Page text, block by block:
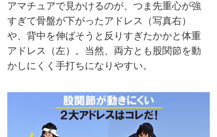
アマチュアで見かけるのが、つま先重心が強
すぎて骨盤が下がったアドレス（写真右）
や、背中を伸ばそうと反りすぎたかかと体重
アドレス（左）。当然、両方とも股関節を動
かしにくく手打ちになりやすい。